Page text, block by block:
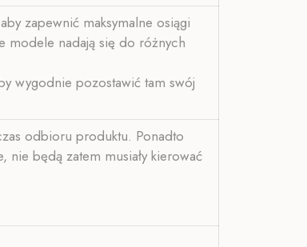
zapewnić maksymalne osiągi
modele nadają się do różnych
wygodnie pozostawić tam swój
odbioru produktu. Ponadto
będą zatem musiały kierować